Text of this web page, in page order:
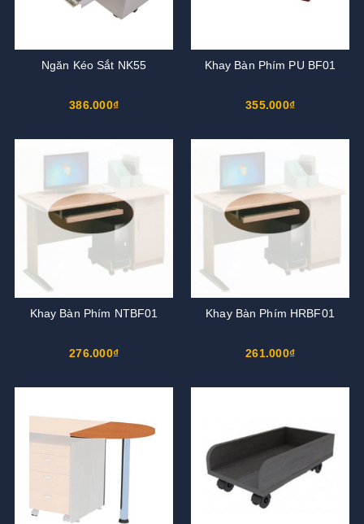
Ngăn Kéo Sắt NK55
386.000₫
Khay Bàn Phím PU BF01
355.000₫
Khay Bàn Phím NTBF01
276.000₫
Khay Bàn Phím HRBF01
261.000₫